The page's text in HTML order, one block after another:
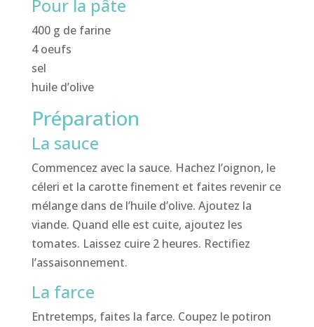
Pour la pâte
400 g de farine
4 oeufs
sel
huile d’olive
Préparation
La sauce
Commencez avec la sauce. Hachez l’oignon, le
céleri et la carotte finement et faites revenir ce
mélange dans de l’huile d’olive. Ajoutez la
viande. Quand elle est cuite, ajoutez les
tomates. Laissez cuire 2 heures. Rectifiez
l’assaisonnement.
La farce
Entretemps, faites la farce. Coupez le potiron